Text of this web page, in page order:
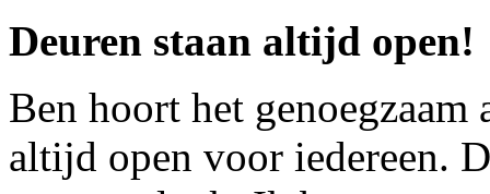
Deuren staan altijd open!
Ben hoort het genoegzaam
altijd open voor iedereen.